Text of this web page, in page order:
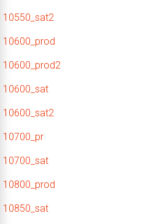
10550_sat2
10600_prod
10600_prod2
10600_sat
10600_sat2
10700_pr
10700_sat
10800_prod
10850_sat